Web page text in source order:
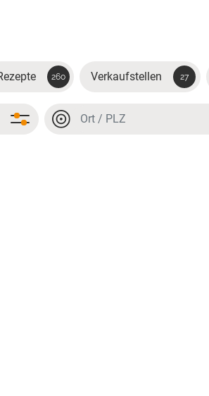
260 Verkaufstellen 27
Ort oder PLZ